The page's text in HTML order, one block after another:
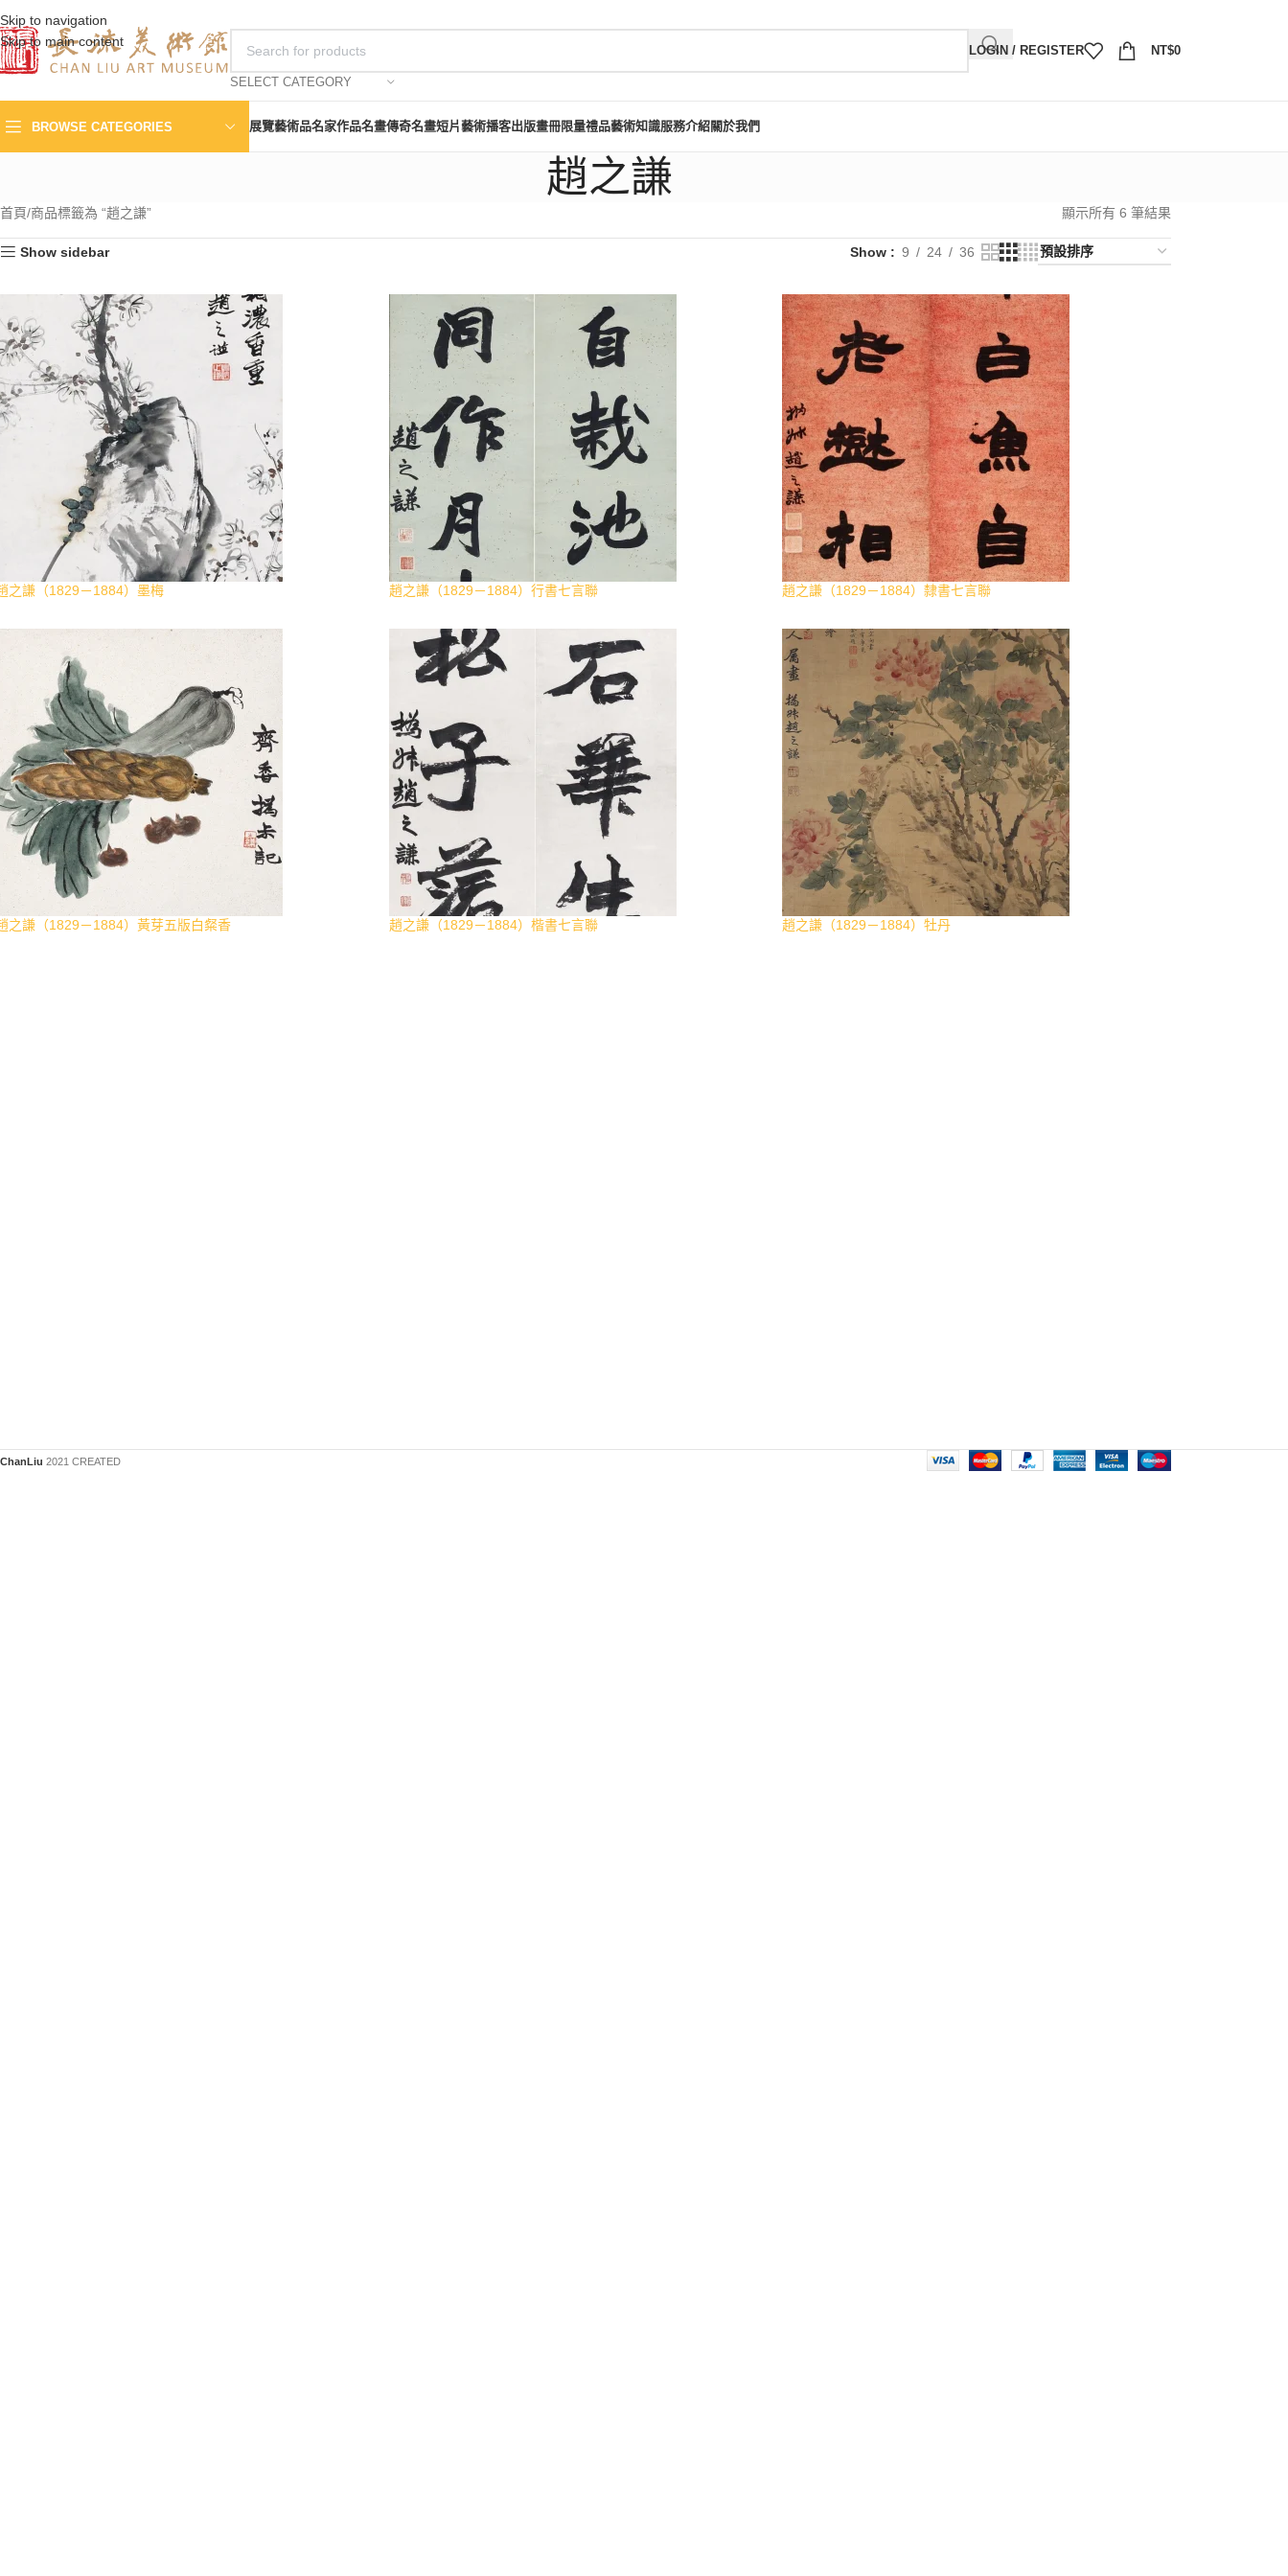
Skip to navigation
Skip to main content
SELECT CATEGORY
LOGIN / REGISTER NT$0
BROWSE CATEGORIES 展覽藝術品名家作品名畫傳奇名畫短片藝術播客出版畫冊限量禮品藝術知識服務介紹關於我們
趙之謙
首頁 商品標籤為 “趙之謙” 顯示所有 6 筆結果
Show sidebar Show 9 24 36
之謙（1829－1884）墨梅 趙之謙（1829－1884）行書七言聯 趙之謙（1829－1884）隸書七言聯
之謙（1829－1884）黃芽五版白粲香 趙之謙（1829－1884）楷書七言聯 趙之謙（1829－1884）牡丹
ChanLiu 2021 CREATED